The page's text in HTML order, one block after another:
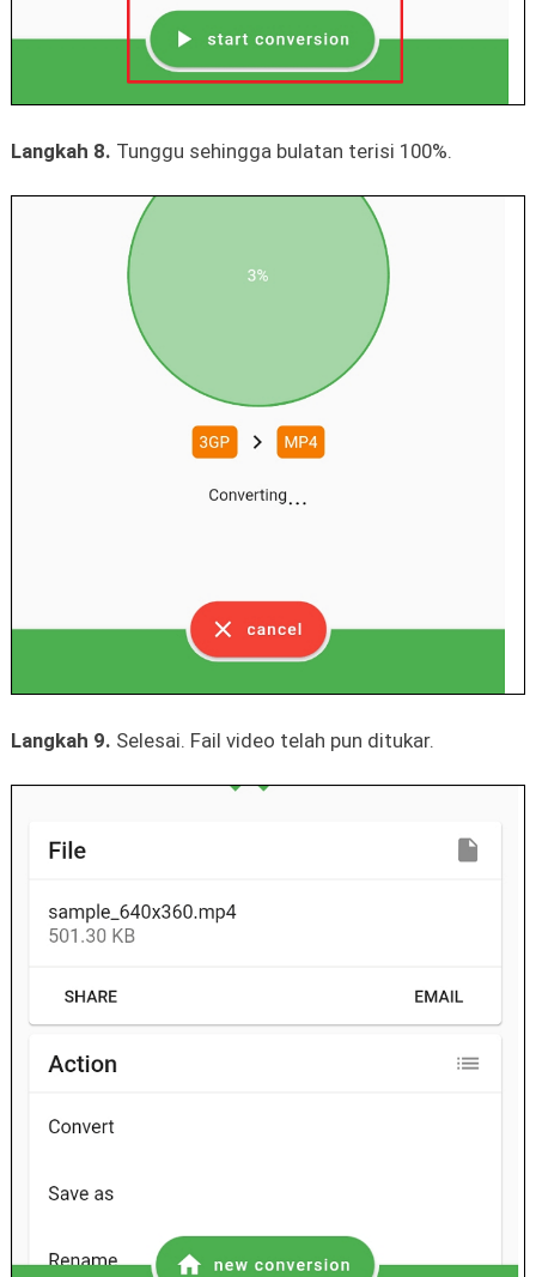
Langkah 8. Tunggu sehingga bulatan terisi 100%.
Langkah 9. Selesai. Fail video telah pun ditukar.